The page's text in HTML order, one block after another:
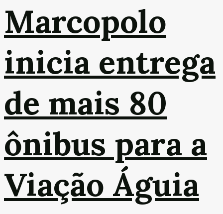
Marcopolo
inicia entrega
de mais 80
ônibus para a
Viação Águia